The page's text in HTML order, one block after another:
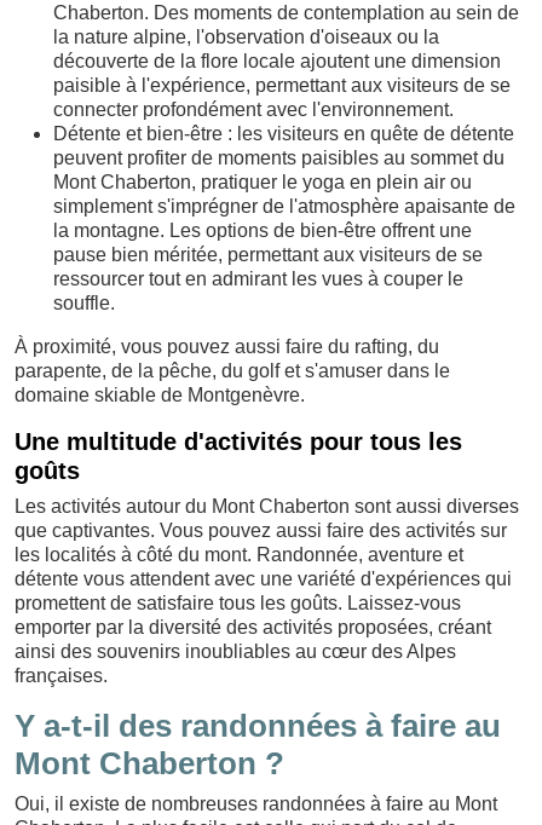
Chaberton. Des moments de contemplation au sein de
la nature alpine, l'observation d'oiseaux ou la
découverte de la flore locale ajoutent une dimension
paisible à l'expérience, permettant aux visiteurs de se
connecter profondément avec l'environnement.
Détente et bien-être : les visiteurs en quête de détente
peuvent profiter de moments paisibles au sommet du
Mont Chaberton, pratiquer le yoga en plein air ou
simplement s'imprégner de l'atmosphère apaisante de
la montagne. Les options de bien-être offrent une
pause bien méritée, permettant aux visiteurs de se
ressourcer tout en admirant les vues à couper le
souffle.
À proximité, vous pouvez aussi faire du rafting, du
parapente, de la pêche, du golf et s'amuser dans le
domaine skiable de Montgenèvre.
Une multitude d'activités pour tous les
goûts
Les activités autour du Mont Chaberton sont aussi diverses
que captivantes. Vous pouvez aussi faire des activités sur
les localités à côté du mont. Randonnée, aventure et
détente vous attendent avec une variété d'expériences qui
promettent de satisfaire tous les goûts. Laissez-vous
emporter par la diversité des activités proposées, créant
ainsi des souvenirs inoubliables au cœur des Alpes
françaises.
Y a-t-il des randonnées à faire au
Mont Chaberton ?
Oui, il existe de nombreuses randonnées à faire au Mont